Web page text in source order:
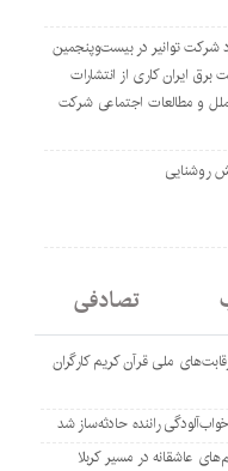
شرکت توانیر در بیست‌وپنجمین
برق ایران کاری از انتشارات
و مطالعات اجتماعی شرکت
روشنایی
تصادفی
ملی قرآن کریم کارگران
عاشقانه در مسیر کربلا